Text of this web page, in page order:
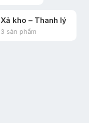
Xả kho – Thanh lý
3 sản phẩm